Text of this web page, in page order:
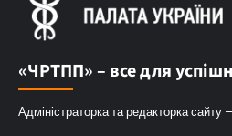
«ЧРТПП» – все для
Адміністраторка та редакторка